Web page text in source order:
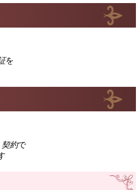
を
約で